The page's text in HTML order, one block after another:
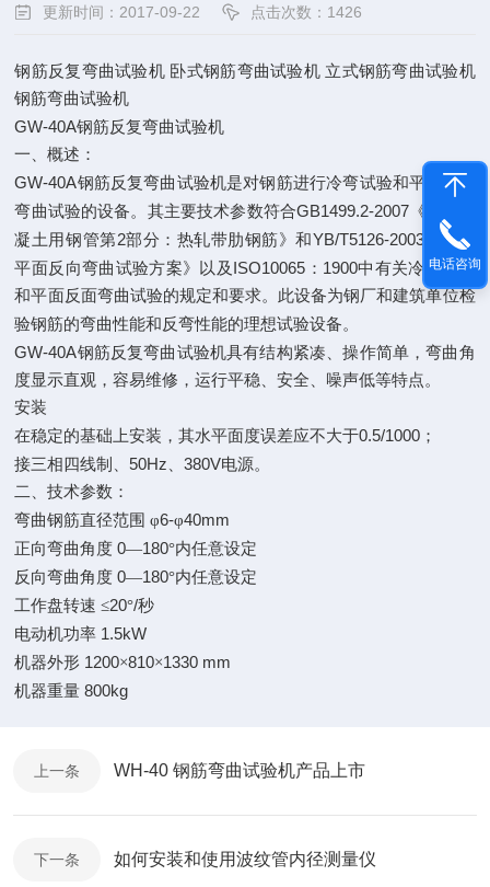
更新时间：2017-09-22 点击次数：1426
钢筋反复弯曲试验机 卧式钢筋弯曲试验机 立式钢筋弯曲试验机
钢筋弯曲试验机
GW-40A钢筋反复弯曲试验机
一、概述：
GW-40A钢筋反复弯曲试验机是对钢筋进行冷弯试验和平面反面
弯曲试验的设备。其主要技术参数符合GB1499.2-2007《钢筋混
凝土用钢管第2部分：热轧带肋钢筋》和YB/T5126-2003
《钢筋
平面反向弯曲试验方案》以及 ISO10065 ： 1900中有关冷弯试验
和平面反面弯曲试验的规定和要求。此设备为钢厂和建筑单位检
验钢筋的弯曲性能和反弯性能的理想试验设备。
GW-40A钢筋反复弯曲试验机具有结构紧凑、操作简单，弯曲角
度显示直观，容易维修，运行平稳、安全、噪声低等特点。
安装
在稳定的基础上安装，其水平面度误差应不大于0.5/1000 ；
接三相四线制、50Hz 、380V电源。
二、技术参数：
弯曲钢筋直径范围 φ6-φ40mm
正向弯曲角度 0—180°内任意设定
反向弯曲角度 0—180°内任意设定
工作盘转速 ≤20°/秒
电动机功率 1.5kW
机器外形 1200×810×1330 mm
机器重量 800kg
上一条 WH-40 钢筋弯曲试验机产品上市
下一条 如何安装和使用波纹管内径测量仪
电话咨询